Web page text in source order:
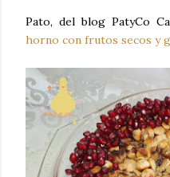
Pato, del blog PatyCo
horno con frutos secos y